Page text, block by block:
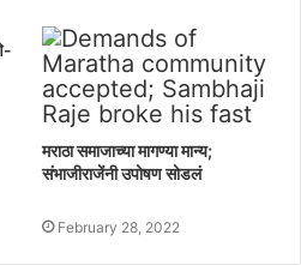
मराठा समाजाच्या मागण्या मान्य;
संभाजीराजेंनी उपोषण सोडलं
February 28, 2022